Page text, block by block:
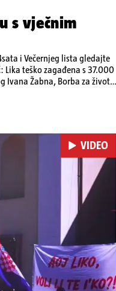
s vječnim
i Večernjeg lista gledajte
teško zagađena s 37.000
Ivana Žabna, Borba za život
VIDEO